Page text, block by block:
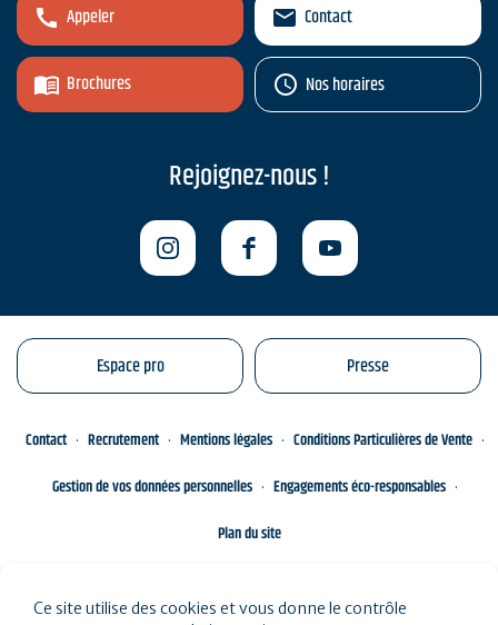
Appeler
Brochures
Contact
Nos horaires
Rejoignez-nous !
Espace pro Presse
Contact Recrutement Mentions légales
Conditions Particulières de Vente
Gestion de vos données personnelles
Engagements éco-responsables
Plan du site
Ce site utilise des cookies et vous donne le contrôle